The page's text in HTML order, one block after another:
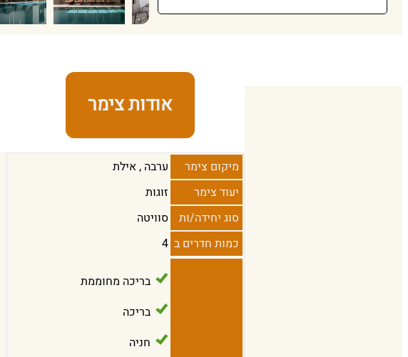
אודות צימר
מיקום צימר ערבה ,אילת
יעוד צימר
זוגות
סוג יחידה/ות
סוויטה
כמות חדרים ב 4
בריכה מחוממת
בריכה
חניה